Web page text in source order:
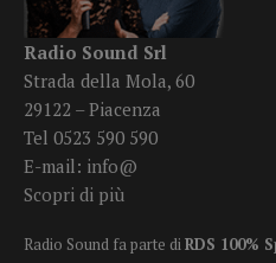
Radio Sound Srl
Strada della Mola, 60
29122 – Piacenza
Tel 0523 590 590
E-mail: info@
Scopri di più
Radio Sound fa parte di RDS 100%